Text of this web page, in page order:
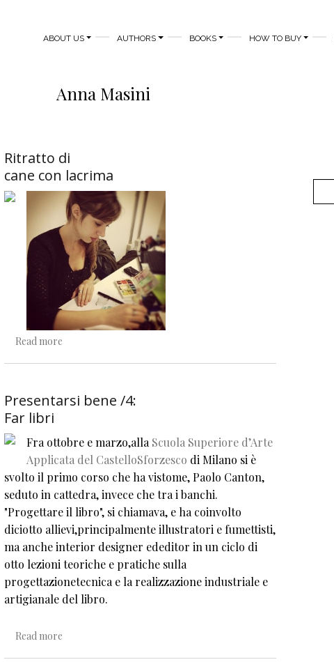
MAIN NAVIGATION
ABOUT US AUTHORS BOOKS HOW TO BUY
Anna Masini
Ritratto di
cane con lacrima
Read moreabout Ritratto di cane con lacrima
Presentarsi bene /4:
Far libri
Fra ottobre e marzo,alla Scuola Superiore d’Arte
Applicata del CastelloSforzesco di Milano si è
svolto il primo corso che ha vistome, Paolo Canton,
seduto in cattedra, invece che tra i banchi.
"Progettare il libro", si chiamava, e ha coinvolto
diciotto allievi,principalmente illustratori e fumettisti,
ma anche interior designer ededitor in un ciclo di
otto lezioni teoriche e pratiche sulla
progettazionetecnica e la realizzazione industriale e
artigianale del libro.
Read moreabout Presentarsi bene /4: Far libri